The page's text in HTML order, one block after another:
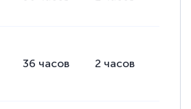
36 часов 2 часов